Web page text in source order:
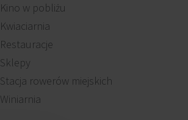
Kino w pobliżu
Kwiaciarnia
Restauracje
Sklepy
Stacja rowerów miejskich
Winiarnia